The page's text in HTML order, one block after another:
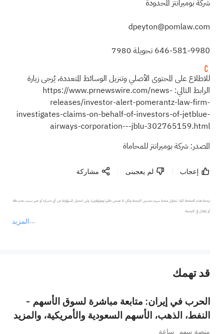
شركة بوميرانتز المحدودة
dpeyton@pomlaw.com
646-581-9980 تحويلة 7980
للاطلاع على المحتوى الأصلي وتنزيل الوسائط المتعددة، يُرجى زيارة
الرابط التالي: https://www.prnewswire.com/news-
releases/investor-alert-pomerantz-law-firm-
investigates-claims-on-behalf-of-investors-of-jetblue-
airways-corporation---jblu-302765159.html
المصدر: شركة بوميرانتز للمحاماة
إعجاب لم يعجبنى مشاركة
المزيد
ترجمة هذه الصفحة آلية. تحاول منصة سهم تحسين الترجمة ولكن لا تضمن دقتها وموثوقيتها، ولن تتحمل المسؤولية عن أي خسارة أو ضرر بسبب عدم دقة
أو إغفال في الترجمة.
عند الضرورة، يرجى استشارة مستشار استثمار محترف. لا تقدم منصة سهم أي مشورة استثمارية، ولا تقدم أي التزامات أو ضمانات.
قد تهمك
الحرب في إيران: متابعة مباشرة لسوق الأسهم -
النفط، الذهب، الأسهم السعودية والأمريكية، والمزيد
منصة سهم ساعة